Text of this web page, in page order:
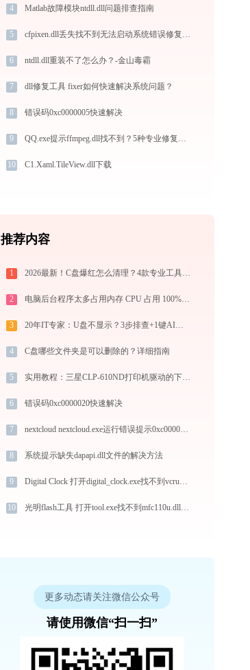
4 Matlab故障模块ntdll.dll问题排查指南
5 cfpixen.dll丢失找不到无法启动系统错误修复 - AI智能助手解决方案
6 ntdll.dll重装不了怎么办？-金山毒霸
7 dll修复工具 fixer如何快速解决系统问题？
8 错误码0xc0000005快速解决
9 QQ.exe提示ffmpeg.dll找不到？5种专业修复方法详解
10 C1.Xaml.TileView.dll下载
推荐内容
1 2026最新！C盘爆红怎么清理？4款专业工具横评，帮你一键清出30GB
2 电脑后台程序太多占用内存 CPU 占用 100% - 官方2026最新优化教程
3 20年IT专家：U盘不显示？3步排查+1键AI修复方案
4 C盘哪些文件夹是可以删除的？详细指南
5 实用教程：三星CLP-610ND打印机驱动的下载与安装技巧
6 错误码0xc0000020快速解决
7 nextcloud nextcloud.exe运行错误提示0xc000007b的解决办法
8 系统提示缺失dapapi.dll文件的解决方法
9 Digital Clock 打开digital_clock.exe找不到vcruntime140_1.dll怎么办
10 光明flash工具 打开tool.exe找不到mfc110u.dll怎么办
更多动态请关注微信公众号
请使用微信“扫一扫”